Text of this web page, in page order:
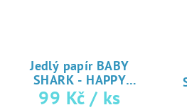
Jedlý papír BABY
SHARK - HAPPY
BIRTHDAY♥ tisk na
99 Kč / ks